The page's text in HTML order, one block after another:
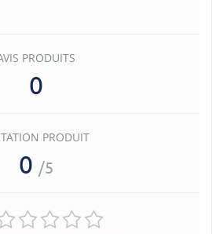
PRODUITS
0
PRODUIT
0 /5